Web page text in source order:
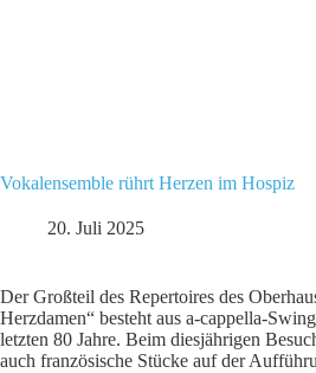
Vokalensemble rührt Herzen im Hospiz
20. Juli 2025
Der Großteil des Repertoires des
Herzdamen“ besteht aus a-cappella-
letzten 80 Jahre. Beim diesjährigen
auch französische Stücke auf der